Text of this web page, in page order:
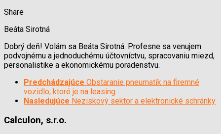
Share
Beáta Sirotná
Dobrý deň! Volám sa Beáta Sirotná. Profesne sa venujem
podvojnému a jednoduchému účtovníctvu, spracovaniu miezd,
personalistike a ekonomickému poradenstvu.
Predchádzajúce Obstaranie pneumatík na firemné
vozidlo, ktoré je na leasing
Nasledujúce Neziskový sektor a elektronické schránky
Calculon, s.r.o.